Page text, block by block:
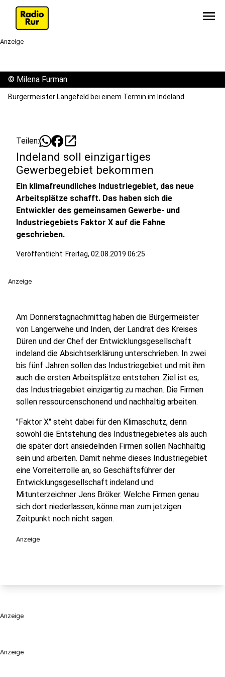
menu
Anzeige
Anzeige
© Milena Furman
Bürgermeister Langefeld bei einem Termin im Indeland
Teilen: open_in_new
Indeland soll einzigartiges
Gewerbegebiet bekommen
Ein klimafreundliches Industriegebiet, das neue
Arbeitsplätze schafft. Das haben sich die
Entwickler des gemeinsamen Gewerbe- und
Industriegebiets Faktor X auf die Fahne
geschrieben.
Veröffentlicht: Freitag, 02.08.2019 06:25
Anzeige
Am Donnerstagnachmittag haben die Bürgermeister
von Langerwehe und Inden, der Landrat des Kreises
Düren und der Chef der Entwicklungsgesellschaft
indeland die Absichtserklärung unterschrieben. In zwei
bis fünf Jahren sollen das Industriegebiet und mit ihm
auch die ersten Arbeitsplätze entstehen. Ziel ist es,
das Industriegebiet einzigartig zu machen. Die Firmen
sollen ressourcenschonend und nachhaltig arbeiten.
"Faktor X" steht dabei für den Klimaschutz, denn
sowohl die Entstehung des Industriegebietes als auch
die später dort ansiedelnden Firmen sollen Nachhaltig
sein und arbeiten. Damit nehme dieses Industriegebiet
eine Vorreiterrolle an, so Geschäftsführer der
Entwicklungsgesellschaft indeland und
Mitunterzeichner Jens Bröker. Welche Firmen genau
sich dort niederlassen, könne man zum jetzigen
Zeitpunkt noch nicht sagen.
Anzeige
Anzeige